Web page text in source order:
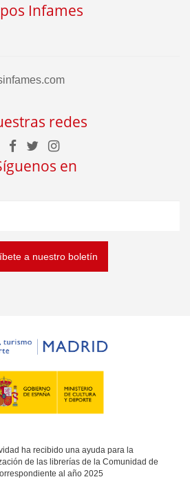
Infames
redes
en
a nuestro boletín
ha recibido una ayuda para la
de las librerías de la Comunidad de
al año 2025